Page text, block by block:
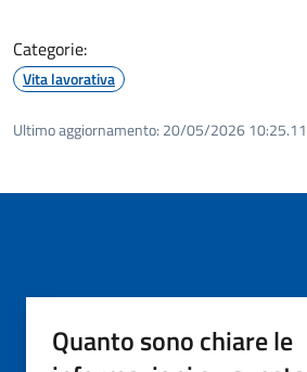
Categorie:
Vita lavorativa
Ultimo aggiornamento: 20/05/2026 10:25.11
Quanto sono chiare le